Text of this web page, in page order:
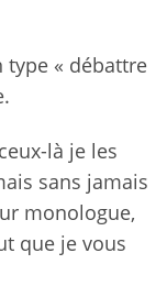
type « débattre
là je les
sans jamais
monologue,
que je vous